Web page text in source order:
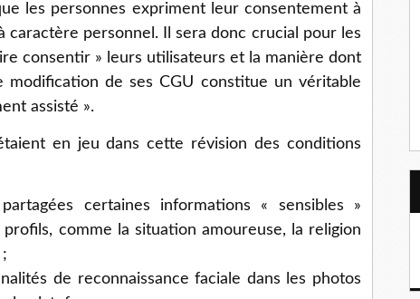
les personnes expriment leur consentement à
caractère personnel. Il sera donc crucial pour les
consentir » leurs utilisateurs et la manière dont
modification de ses CGU constitue un véritable
assisté ».
en jeu dans cette révision des conditions
certaines informations « sensibles »
comme la situation amoureuse, la religion
de reconnaissance faciale dans les photos